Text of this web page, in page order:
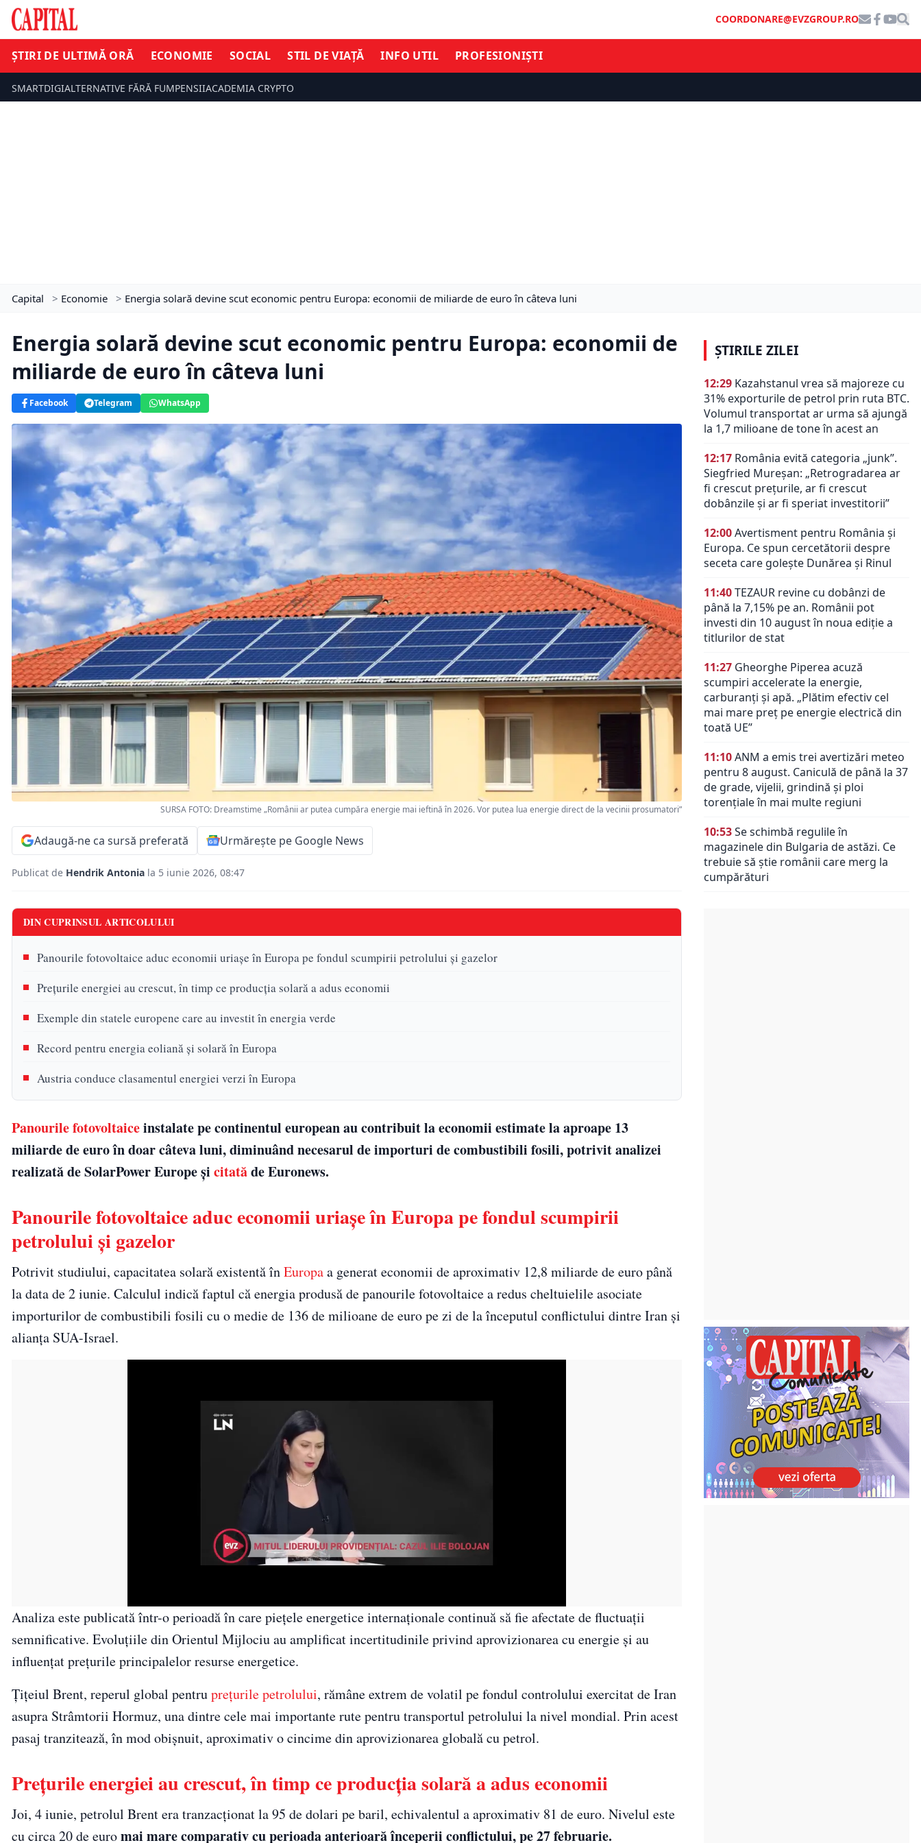
COORDONARE@EVZGROUP.RO
ȘTIRI DE ULTIMĂ ORĂ ECONOMIE SOCIAL STIL DE VIAȚĂ INFO UTIL PROFESIONIȘTI
SMARTDIGIALTERNATIVE FĂRĂ FUMPENSIIACADEMIA CRYPTO
Capital > Economie > Energia solară devine scut economic pentru Europa: economii de miliarde de euro în câteva luni
Energia solară devine scut economic pentru Europa: economii de
miliarde de euro în câteva luni
Facebook Telegram WhatsApp
SURSA FOTO: Dreamstime „Românii ar putea cumpăra energie mai ieftină în 2026. Vor putea lua energie direct de la vecinii prosumatori”
Adaugă-ne ca sursă preferată Urmărește pe Google News
Publicat de Hendrik Antonia la 5 iunie 2026, 08:47
DIN CUPRINSUL ARTICOLULUI
Panourile fotovoltaice aduc economii uriașe în Europa pe fondul scumpirii petrolului și gazelor
Prețurile energiei au crescut, în timp ce producția solară a adus economii
Exemple din statele europene care au investit în energia verde
Record pentru energia eoliană și solară în Europa
Austria conduce clasamentul energiei verzi în Europa
Panourile fotovoltaiceinstalate pe continentul european au contribuit la economii estimate la aproape 13
miliarde de euro în doar câteva luni, diminuând necesarul de importuri de combustibili fosili, potrivit analizei
realizată de SolarPower Europe și citatăde Euronews.
Panourile fotovoltaice aduc economii uriașe în Europa pe fondul scumpirii
petrolului și gazelor
Potrivit studiului, capacitatea solară existentă înEuropaa generat economii de aproximativ 12,8 miliarde de euro până
la data de 2 iunie. Calculul indică faptul că energia produsă de panourile fotovoltaice a redus cheltuielile asociate
importurilor de combustibili fosili cu o medie de 136 de milioane de euro pe zi de la începutul conflictului dintre Iran și
alianța SUA-Israel.
Analiza este publicată într-o perioadă în care piețele energetice internaționale continuă să fie afectate de fluctuații
semnificative. Evoluțiile din Orientul Mijlociu au amplificat incertitudinile privind aprovizionarea cu energie și au
influențat prețurile principalelor resurse energetice.
Țițeiul Brent, reperul global pentruprețurile petrolului, rămâne extrem de volatil pe fondul controlului exercitat de Iran
asupra Strâmtorii Hormuz, una dintre cele mai importante rute pentru transportul petrolului la nivel mondial. Prin acest
pasaj tranzitează, în mod obișnuit, aproximativ o cincime din aprovizionarea globală cu petrol.
Prețurile energiei au crescut, în timp ce producția solară a adus economii
Joi, 4 iunie, petrolul Brent era tranzacționat la 95 de dolari pe baril, echivalentul a aproximativ 81 de euro. Nivelul este
cu circa 20 de euromai mare comparativ cu perioada anterioară începerii conflictului, pe 27 februarie.
ȘTIRILE ZILEI
12:29 Kazahstanul vrea să majoreze cu
31% exporturile de petrol prin ruta BTC.
Volumul transportat ar urma să ajungă
la 1,7 milioane de tone în acest an
12:17 România evită categoria „junk”.
Siegfried Mureșan: „Retrogradarea ar
fi crescut preţurile, ar fi crescut
dobânzile şi ar fi speriat investitorii”
12:00Avertisment pentru România și
Europa. Ce spun cercetătorii despre
seceta care golește Dunărea și Rinul
11:40TEZAUR revine cu dobânzi de
până la 7,15% pe an. Românii pot
investi din 10 august în noua ediție a
titlurilor de stat
11:27 Gheorghe Piperea acuză
scumpiri accelerate la energie,
carburanți și apă. „Plătim efectiv cel
mai mare preț pe energie electrică din
toată UE”
11:10ANM a emis trei avertizări meteo
pentru 8 august. Caniculă de până la 37
de grade, vijelii, grindină și ploi
torențiale în mai multe regiuni
10:53Se schimbă regulile în
magazinele din Bulgaria de astăzi. Ce
trebuie să știe românii care merg la
cumpărături